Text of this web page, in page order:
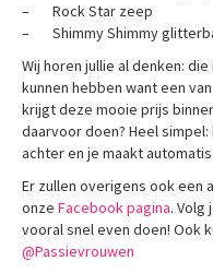
– Rock Star zeep
– Shimmy Shimmy
Wij horen jullie al denken:
kunnen hebben want een
krijgt deze mooie prijs
daarvoor doen? Heel
achter en je maakt
Er zullen overigens ook een
onze Facebook pagina. Volg
vooral snel even doen! Ook
@Passievrouwen